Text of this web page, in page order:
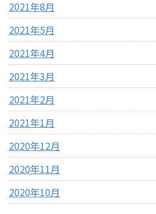
2021年8月
2021年5月
2021年4月
2021年3月
2021年2月
2021年1月
2020年12月
2020年11月
2020年10月